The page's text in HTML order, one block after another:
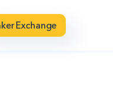
Exchange